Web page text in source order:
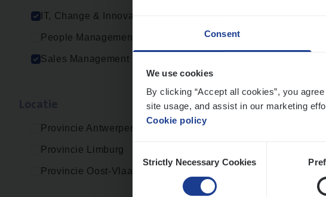
Consent
We use cookies
By clicking “Accept all cookies”, you
site usage, and assist in our marketing
Cookie policy
Selection
Strictly Necessary Cookies
IT, Change & Innovation
People Management
Sales Management
Provincie Antwerpen
Provincie Limburg
Provincie Oost-Vlaanderen